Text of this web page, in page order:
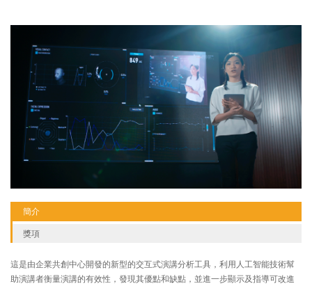
簡介
獎項
這是由企業共創中心開發的新型的交互式演講分析工具，利用人工智能技術幫
助演講者衡量演講的有效性，發現其優點和缺點，並進一步顯示及指導可改進